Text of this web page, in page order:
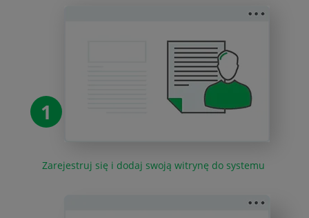
1
Zarejestruj się i dodaj swoją witrynę do systemu